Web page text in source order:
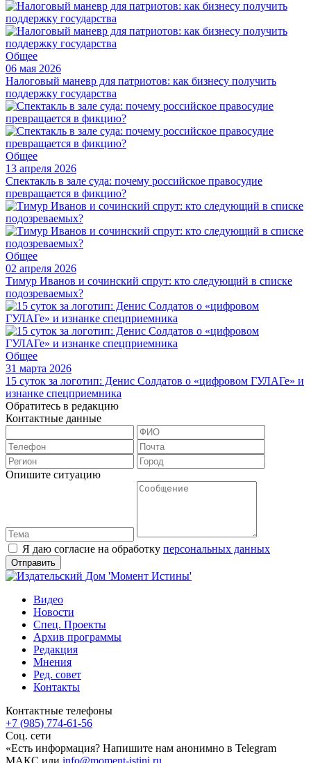
Общее
06 мая 2026
Налоговый маневр для патриотов: как бизнесу получить
поддержку государства
Общее
13 апреля 2026
Спектакль в зале суда: почему российское правосудие
превращается в фикцию?
Общее
02 апреля 2026
Тимур Иванов и сочинский спрут: кто следующий в списке
подозреваемых?
Общее
31 марта 2026
15 суток за логотип: Денис Солдатов о «цифровом ГУЛАГе» и
изнанке спецприемника
Обратитесь в редакцию
Контактные данные
Опишите ситуацию
Я даю согласие на обработку персональных данных
Видео
Новости
Спец. Проекты
Архив программы
Редакция
Мнения
Ред. совет
Контакты
Контактные телефоны
+7 (985) 774-61-56
Соц. сети
«Есть информация? Напишите нам анонимно в Telegram
МАКС или info@moment-istini.ru